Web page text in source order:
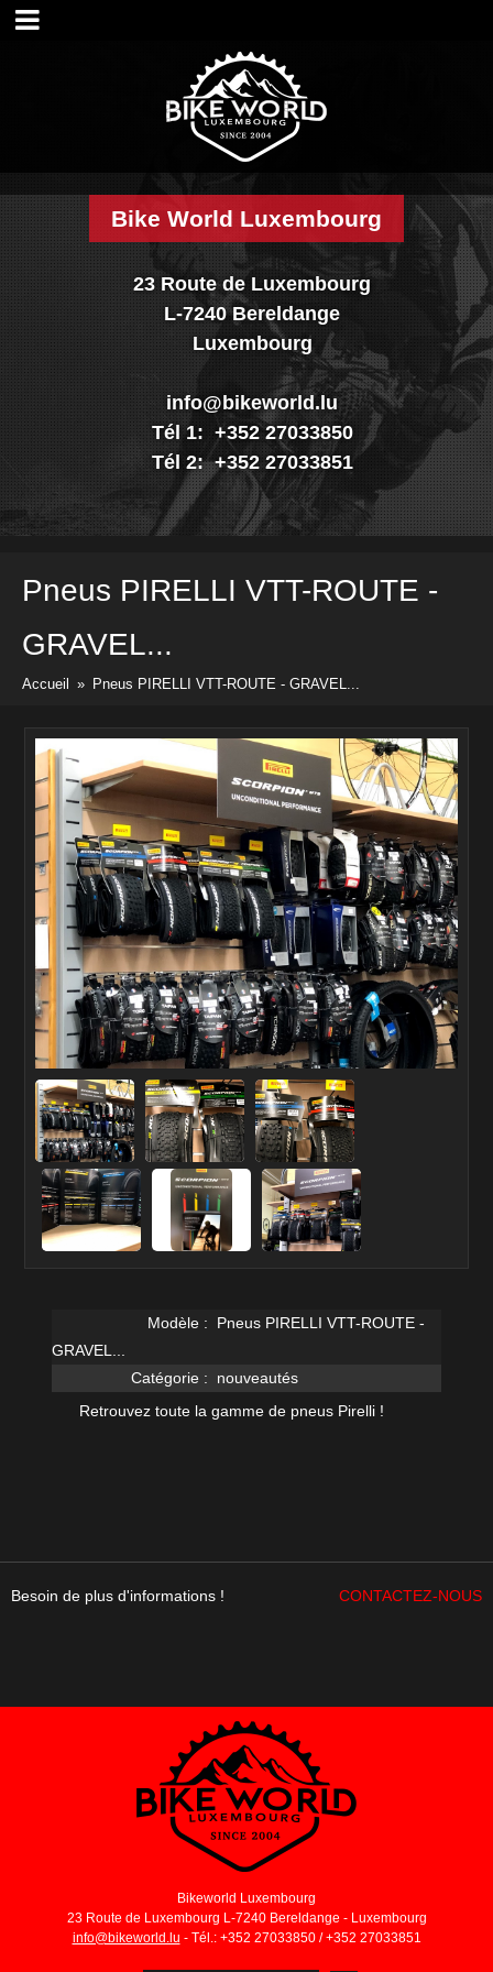
Accueil
Nos marques
Nos réalisations
Nouveautés
Promo
Vélos
Textiles & casques
Occasions
Vélos
Pièces & Accessoires
Listes des prix
Divers docs
Bike World Luxembourg
23 Route de Luxembourg
L-7240 Bereldange
Luxembourg
info@bikeworld.lu
Tél 1: +352 27033850
Tél 2: +352 27033851
Pneus PIRELLI VTT-ROUTE -
GRAVEL...
Accueil » Pneus PIRELLI VTT-ROUTE - GRAVEL...
Modèle :
Pneus PIRELLI VTT-ROUTE -
GRAVEL...
Catégorie :
nouveautés
Retrouvez toute la gamme de pneus Pirelli !
Besoin de plus d'informations ! CONTACTEZ-NOUS
Bikeworld Luxembourg
23 Route de Luxembourg L-7240 Bereldange - Luxembourg
info@bikeworld.lu - Tél.: +352 27033850 / +352 27033851